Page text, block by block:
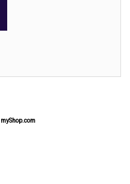
myShop.com